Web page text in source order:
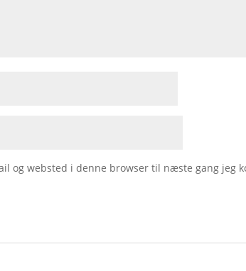
og websted i denne browser til næste gang jeg